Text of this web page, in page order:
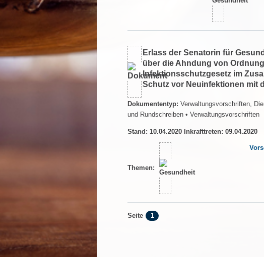
Erlass der Senatorin für
über die Ahndung von
Infektionsschutzgesetz im
Schutz vor Neuinfektionen mit
Dokumententyp: Verwaltungsvorschriften,
und Rundschreiben • Verwaltungsvorschriften
Stand: 10.04.2020 Inkrafttreten: 09.04.2020
Themen:
Seite 1